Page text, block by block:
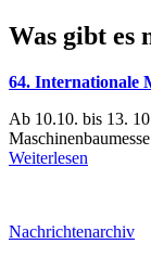
Was gibt es
64. Internationale
Ab 10.10. bis 13.
Weiterlesen
Nachrichtenarchiv